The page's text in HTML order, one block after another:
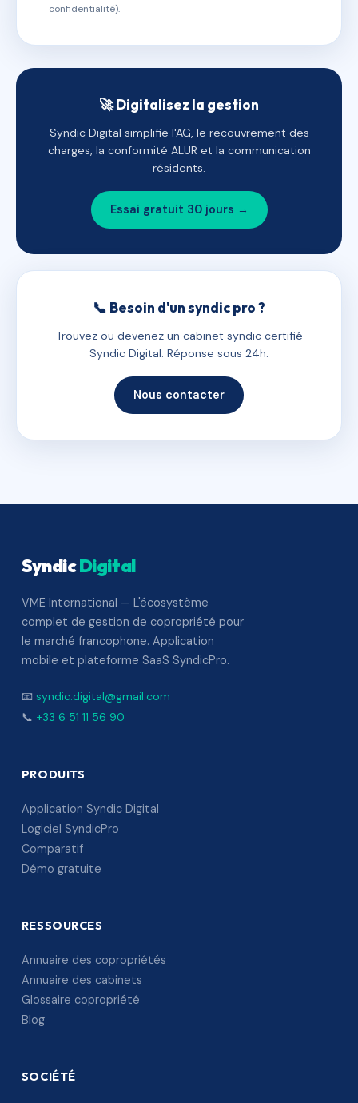
confidentialité).
🚀 Digitalisez la gestion
Syndic Digital simplifie l'AG, le recouvrement des
charges, la conformité ALUR et la communication
résidents.
Essai gratuit 30 jours →
📞 Besoin d'un syndic pro ?
Trouvez ou devenez un cabinet syndic certifié
Syndic Digital. Réponse sous 24h.
Nous contacter
SyndicDigital
VME International — L'écosystème
complet de gestion de copropriété pour
le marché francophone. Application
mobile et plateforme SaaS SyndicPro.
📧 syndic.digital@gmail.com
📞 +33 6 51 11 56 90
PRODUITS
Application Syndic Digital
Logiciel SyndicPro
Comparatif
Démo gratuite
RESSOURCES
Annuaire des copropriétés
Annuaire des cabinets
Glossaire copropriété
Blog
SOCIÉTÉ